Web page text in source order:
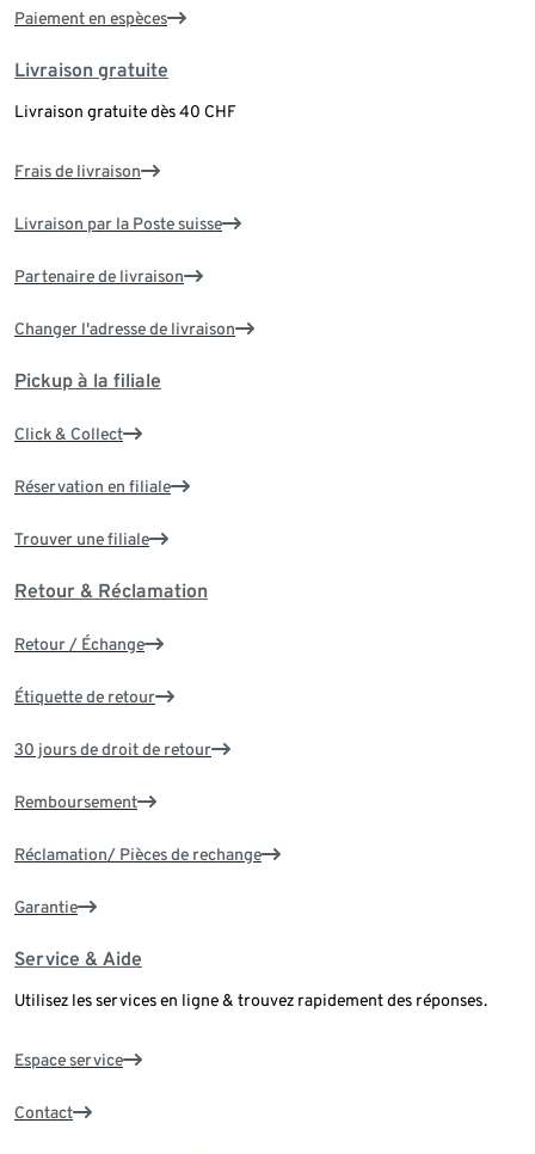
Paiement en espèces
Livraison gratuite
Livraison gratuite dès 40 CHF
Frais de livraison
Livraison par la Poste suisse
Partenaire de livraison
Changer l'adresse de livraison
Pickup à la filiale
Click & Collect
Réservation en filiale
Trouver une filiale
Retour & Réclamation
Retour / Échange
Étiquette de retour
30 jours de droit de retour
Remboursement
Réclamation/ Pièces de rechange
Garantie
Service & Aide
Utilisez les services en ligne & trouvez rapidement des réponses.
Espace service
Contact